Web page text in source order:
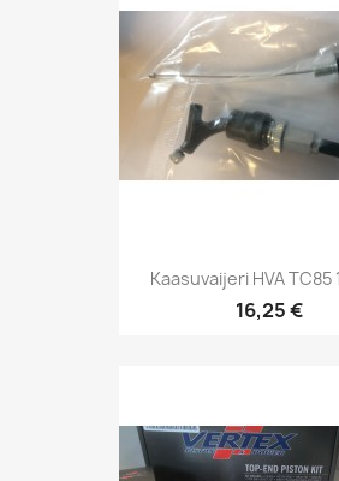
Kaasuvaijeri HVA TC85
16,25 €